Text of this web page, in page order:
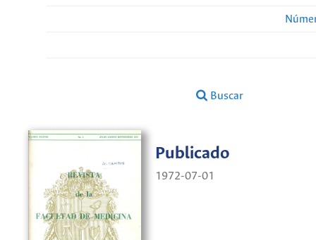
Buscar
Publicado
1972-07-01